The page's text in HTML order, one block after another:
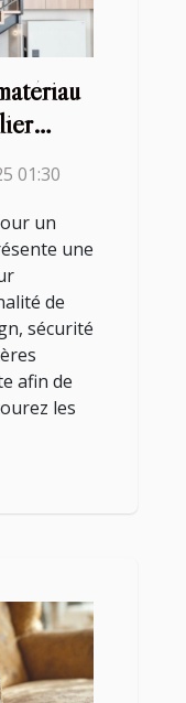
01:30
un
une
de
sécurité
afin de
les